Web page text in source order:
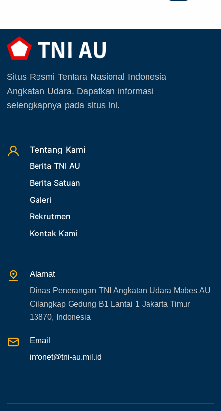
Situs Resmi Tentara Nasional Indonesia
Angkatan Udara. Dapatkan informasi
selengkapnya pada situs ini.
Tentang Kami
Berita TNI AU
Berita Satuan
Galeri
Rekrutmen
Kontak Kami
Alamat
Dinas Penerangan TNI Angkatan Udara Mabes AU
Cilangkap Gedung B1 Lantai 1 Jakarta Timur
13870, Indonesia
Email
infonet@tni-au.mil.id